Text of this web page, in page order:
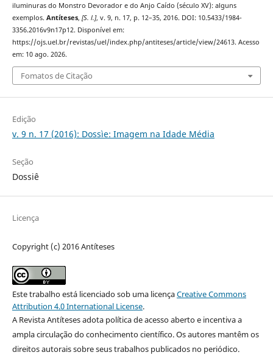
iluminuras do Monstro Devorador e do Anjo Caído (século XV): alguns
exemplos. Antíteses, [S. l.], v. 9, n. 17, p. 12–35, 2016. DOI: 10.5433/1984-
3356.2016v9n17p12. Disponível em:
https://ojs.uel.br/revistas/uel/index.php/antiteses/article/view/24613. Acesso
em: 10 ago. 2026.
Fomatos de Citação
Edição
v. 9 n. 17 (2016): Dossìe: Imagem na Idade Média
Seção
Dossiê
Licença
Copyright (c) 2016 Antíteses
Este trabalho está licenciado sob uma licençaCreative Commons
Attribution 4.0 International License.
A Revista Antíteses adota política de acesso aberto e incentiva a
ampla circulação do conhecimento científico. Os autores mantêm os
direitos autorais sobre seus trabalhos publicados no periódico.